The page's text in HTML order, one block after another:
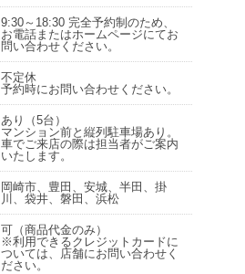
9:30～18:30 完全予約制のため、
お電話またはホームページにてお
問い合わせください。
不定休
予約時にお問い合わせください。
あり
（5台）
マンション前と縦列駐車場あり。
車でご来店の際は担当者がご案内
いたします。
岡崎市、豊田、安城、半田、掛
川、袋井、磐田、浜松
可（商品代金のみ）
※利用できるクレジットカードに
ついては、店舗にお問い合わせく
ださい。